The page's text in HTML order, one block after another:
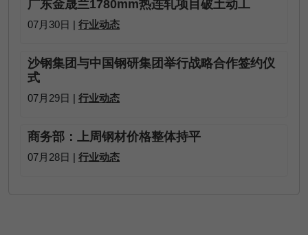
广东金晟兰1780mm热连轧项目破土动工
07月30日 | 行业动态
沙钢集团与中国钢研集团举行战略合作签约仪
式
07月29日 | 行业动态
商务部：上周钢材价格整体持平
07月28日 | 行业动态